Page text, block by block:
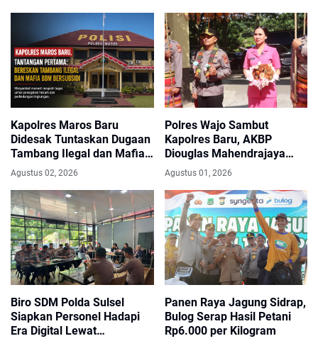
Kapolres Maros Baru
Didesak Tuntaskan Dugaan
Tambang Ilegal dan Mafia
BBM Subsidi
Agustus 02, 2026
Polres Wajo Sambut
Kapolres Baru, AKBP
Diouglas Mahendrajaya
Siap Emban Amanah
Agustus 01, 2026
Biro SDM Polda Sulsel
Siapkan Personel Hadapi
Era Digital Lewat
Panen Raya Jagung Sidrap,
Bulog Serap Hasil Petani
Rp6.000 per Kilogram